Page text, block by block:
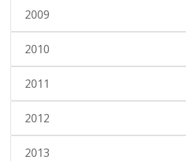
2009
2010
2011
2012
2013